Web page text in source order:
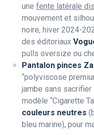
une fente latérale
mouvement et
noire, hiver 2024-
des éditoriaux
pulls oversize ou
Pantalon pinces
“polyviscose
jambe sans
modèle “Cigarette
couleurs neutres
bleu marine), pour